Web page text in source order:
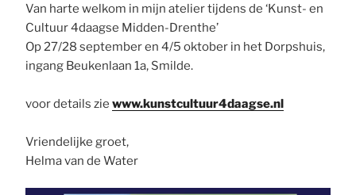
Van harte welkom in mijn atelier tijdens de ‘Kunst- en
Cultuur 4daagse Midden-Drenthe’
Op 27/28 september en 4/5 oktober in het Dorpshuis,
ingang Beukenlaan 1a, Smilde.
voor details ziewww.kunstcultuur4daagse.nl
Vriendelijke groet,
Helma van de Water